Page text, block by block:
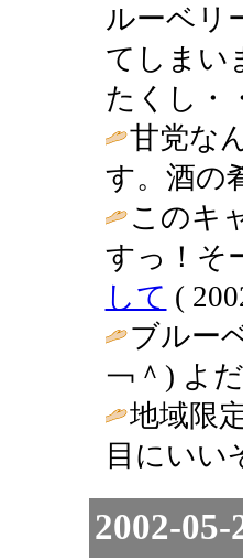
ルーベリ
てしまい
たくし・
甘党な
す。酒の
このキ
すっ！そ
して (
ブルー
￢＾) よ
地域限
目にいい
2002-